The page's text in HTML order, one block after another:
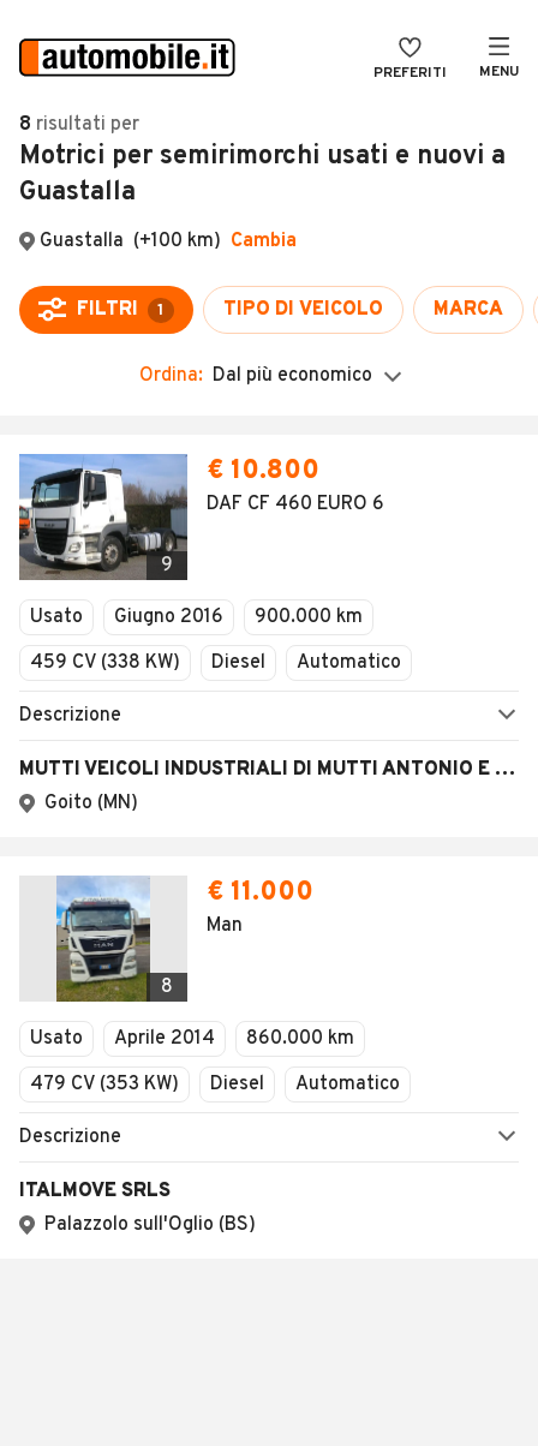
PREFERITI MENU
Auto
Auto usate
Auto Km 0
Auto Nuove
Moto
Camper
Veicoli Commerciali
Concessionari
VENDI
MAGAZINE
ACCEDI
8 risultati per
Motrici per semirimorchi usati e nuovi a
Guastalla
Guastalla (+100 km) Cambia
FILTRI 1 TIPO DI VEICOLO MARCA
Ordina: Dal più economico
9
€ 10.800
DAF CF 460 EURO 6
Usato Giugno 2016
900.000 km
459 CV (338 KW)
Diesel Automatico
Descrizione
MUTTI VEICOLI INDUSTRIALI DI MUTTI ANTONIO E STEFANO S.N.C.
Goito (MN)
8
€ 11.000
Man
Usato Aprile 2014
860.000 km
479 CV (353 KW)
Diesel Automatico
Descrizione
ITALMOVE SRLS
Palazzolo sull'Oglio (BS)